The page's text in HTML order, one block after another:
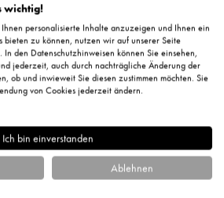
Artikel
wichtig!
personalisierte Inhalte anzuzeigen und Ihnen ein
bieten zu können, nutzen wir auf unserer Seite
In den Datenschutzhinweisen können Sie einsehen,
jederzeit, auch durch nachträgliche Änderung der
ob und inwieweit Sie diesen zustimmen möchten. Sie
von Cookies jederzeit ändern.
Ich bin einverstanden
Ablehnen